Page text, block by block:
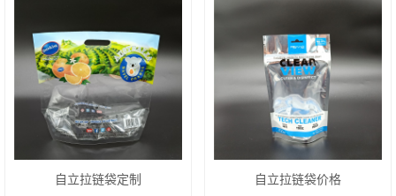
自立拉链袋定制 自立拉链袋价格